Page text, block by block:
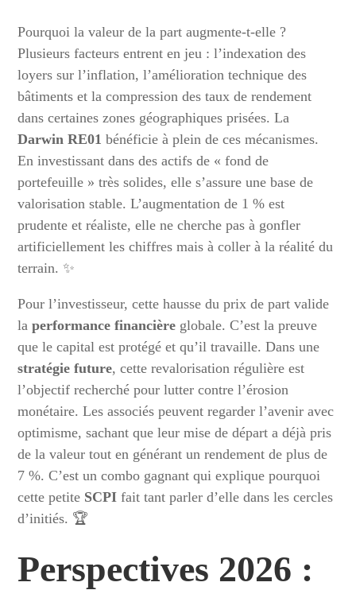
Pourquoi la valeur de la part augmente-t-elle ?
Plusieurs facteurs entrent en jeu : l’indexation des
loyers sur l’inflation, l’amélioration technique des
bâtiments et la compression des taux de rendement
dans certaines zones géographiques prisées. La
Darwin RE01 bénéficie à plein de ces mécanismes.
En investissant dans des actifs de « fond de
portefeuille » très solides, elle s’assure une base de
valorisation stable. L’augmentation de 1 % est
prudente et réaliste, elle ne cherche pas à gonfler
artificiellement les chiffres mais à coller à la réalité du
terrain. ✨
Pour l’investisseur, cette hausse du prix de part valide
laperformance financière globale. C’est la preuve
que le capital est protégé et qu’il travaille. Dans une
stratégie future, cette revalorisation régulière est
l’objectif recherché pour lutter contre l’érosion
monétaire. Les associés peuvent regarder l’avenir avec
optimisme, sachant que leur mise de départ a déjà pris
de la valeur tout en générant un rendement de plus de
7 %. C’est un combo gagnant qui explique pourquoi
cette petite SCPI fait tant parler d’elle dans les cercles
d’initiés. 🏆
Perspectives 2026 :